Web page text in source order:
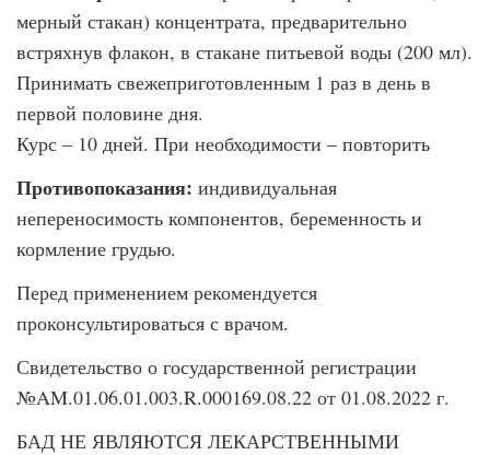
мерный стакан) концентрата, предварительно
встряхнув флакон, в стакане питьевой воды (200 мл).
Принимать свежеприготовленным 1 раз в день в
первой половине дня.
Курс – 10 дней. При необходимости – повторить
Противопоказания: индивидуальная
непереносимость компонентов, беременность и
кормление грудью.
Перед применением рекомендуется
проконсультироваться с врачом.
Свидетельство о государственной регистрации
№AM.01.06.01.003.R.000169.08.22 от 01.08.2022 г.
БАД НЕ ЯВЛЯЮТСЯ ЛЕКАРСТВЕННЫМИ